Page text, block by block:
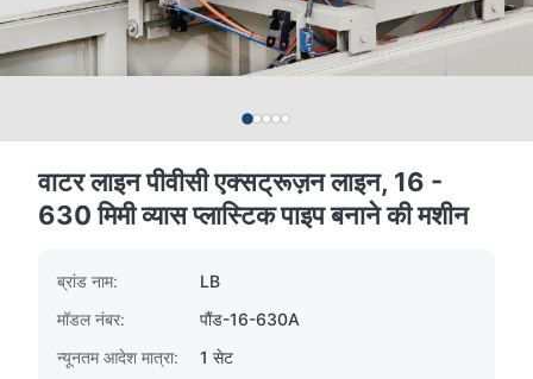
वाटर लाइन पीवीसी एक्सट्रूज़न लाइन, 16 -
630 मिमी व्यास प्लास्टिक पाइप बनाने की मशीन
ब्रांड नाम:
LB
मॉडल नंबर:
पौंड-16-630A
न्यूनतम आदेश मात्रा:
1 सेट